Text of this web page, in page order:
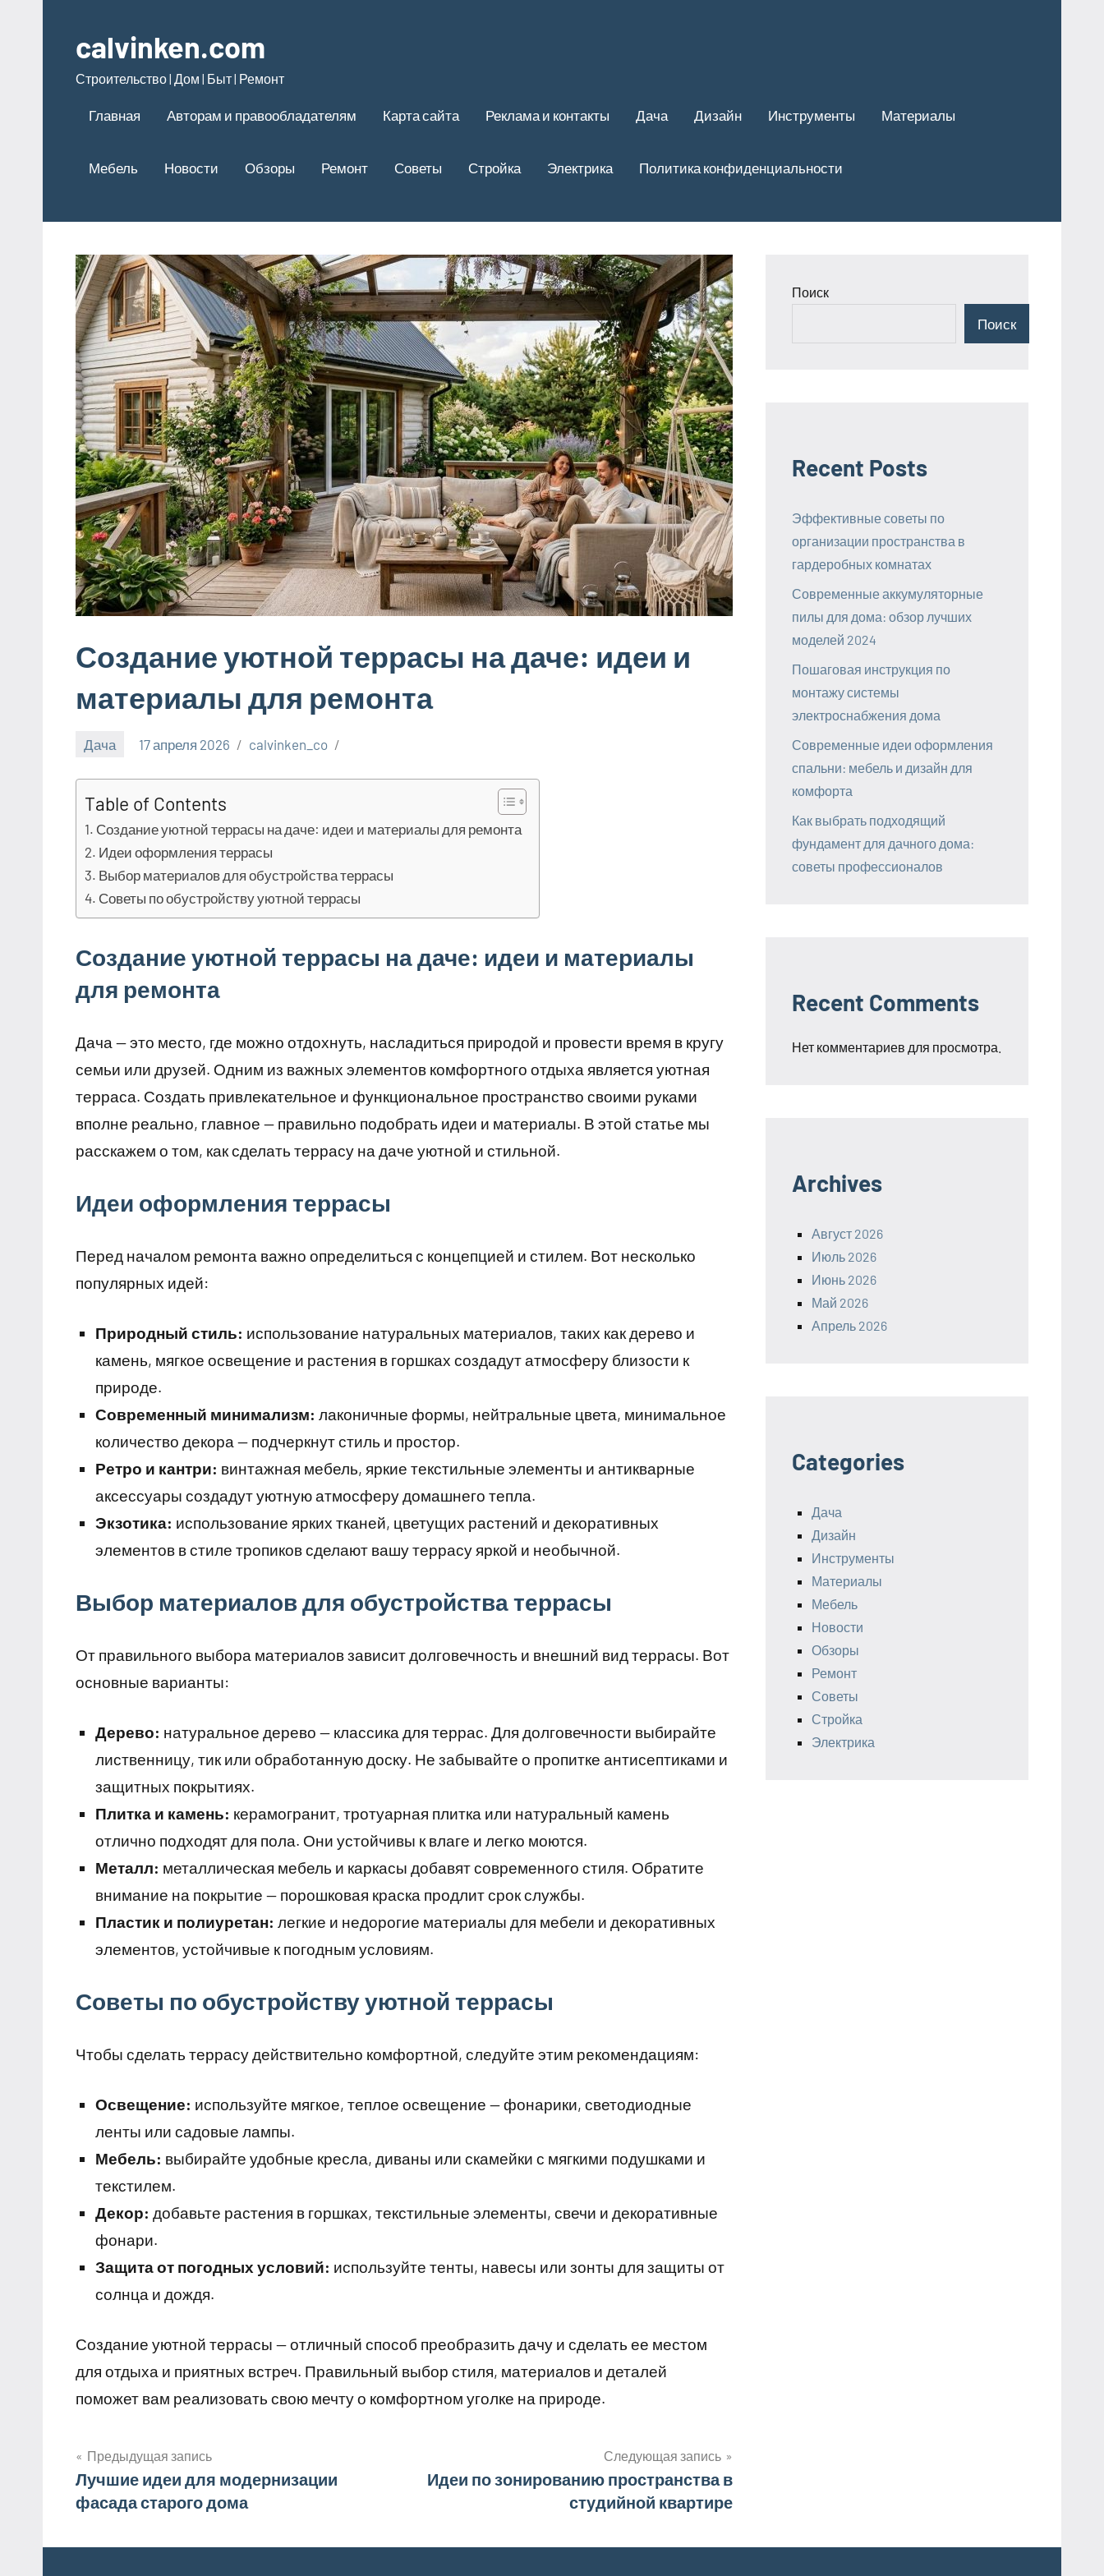
содержимому
calvinken.com
Строительство | Дом | Быт | Ремонт
Главная Авторам и правообладателям Карта сайта Реклама и контакты Дача Дизайн Инструменты Материалы
Мебель Новости Обзоры Ремонт Советы Стройка Электрика Политика конфиденциальности
Создание уютной террасы на даче: идеи и
материалы для ремонта
Дача 17 апреля 2026 calvinken_co
Table of Contents
Создание уютной террасы на даче: идеи и материалы для ремонта
Идеи оформления террасы
Выбор материалов для обустройства террасы
Советы по обустройству уютной террасы
Создание уютной террасы на даче: идеи и материалы
для ремонта
Дача — это место, где можно отдохнуть, насладиться природой и провести время в кругу
семьи или друзей. Одним из важных элементов комфортного отдыха является уютная
терраса. Создать привлекательное и функциональное пространство своими руками
вполне реально, главное — правильно подобрать идеи и материалы. В этой статье мы
расскажем о том, как сделать террасу на даче уютной и стильной.
Идеи оформления террасы
Перед началом ремонта важно определиться с концепцией и стилем. Вот несколько
популярных идей:
Природный стиль: использование натуральных материалов, таких как дерево и
камень, мягкое освещение и растения в горшках создадут атмосферу близости к
природе.
Современный минимализм: лаконичные формы, нейтральные цвета, минимальное
количество декора — подчеркнут стиль и простор.
Ретро и кантри: винтажная мебель, яркие текстильные элементы и антикварные
аксессуары создадут уютную атмосферу домашнего тепла.
Экзотика: использование ярких тканей, цветущих растений и декоративных
элементов в стиле тропиков сделают вашу террасу яркой и необычной.
Выбор материалов для обустройства террасы
От правильного выбора материалов зависит долговечность и внешний вид террасы. Вот
основные варианты:
Дерево: натуральное дерево — классика для террас. Для долговечности выбирайте
лиственницу, тик или обработанную доску. Не забывайте о пропитке антисептиками и
защитных покрытиях.
Плитка и камень: керамогранит, тротуарная плитка или натуральный камень
отлично подходят для пола. Они устойчивы к влаге и легко моются.
Металл: металлическая мебель и каркасы добавят современного стиля. Обратите
внимание на покрытие — порошковая краска продлит срок службы.
Пластик и полиуретан: легкие и недорогие материалы для мебели и декоративных
элементов, устойчивые к погодным условиям.
Советы по обустройству уютной террасы
Чтобы сделать террасу действительно комфортной, следуйте этим рекомендациям:
Освещение: используйте мягкое, теплое освещение — фонарики, светодиодные
ленты или садовые лампы.
Мебель: выбирайте удобные кресла, диваны или скамейки с мягкими подушками и
текстилем.
Декор: добавьте растения в горшках, текстильные элементы, свечи и декоративные
фонари.
Защита от погодных условий: используйте тенты, навесы или зонты для защиты от
солнца и дождя.
Создание уютной террасы — отличный способ преобразить дачу и сделать ее местом
для отдыха и приятных встреч. Правильный выбор стиля, материалов и деталей
поможет вам реализовать свою мечту о комфортном уголке на природе.
Навигация
по
записям
Предыдущая запись
Лучшие идеи для модернизации
фасада старого дома
Следующая запись
Идеи по зонированию пространства в
студийной квартире
Поиск
Поиск
Recent Posts
Эффективные советы по
организации пространства в
гардеробных комнатах
Современные аккумуляторные
пилы для дома: обзор лучших
моделей 2024
Пошаговая инструкция по
монтажу системы
электроснабжения дома
Современные идеи оформления
спальни: мебель и дизайн для
комфорта
Как выбрать подходящий
фундамент для дачного дома:
советы профессионалов
Recent Comments
Нет комментариев для просмотра.
Archives
Август 2026
Июль 2026
Июнь 2026
Май 2026
Апрель 2026
Categories
Дача
Дизайн
Инструменты
Материалы
Мебель
Новости
Обзоры
Ремонт
Советы
Стройка
Электрика